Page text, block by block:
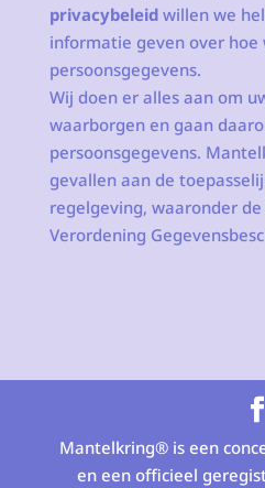
privacybeleidwillen we
informatie geven over
persoonsgegevens.
Wij doen er alles aan om
waarborgen en gaan
persoonsgegevens.
gevallen aan de
regelgeving, waaronder
Verordening
Mantelkring® is een
en een officieel